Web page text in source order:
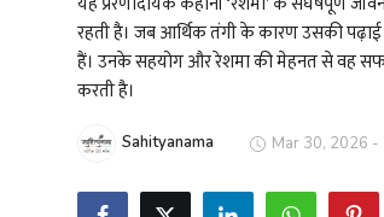
रहती है। जब आर्थिक तंगी के कारण उसकी
हैं। उनके सहयोग और रेशमा की मेहनत से वह
करती है।
Sahityanama Mar 30, 2026 -